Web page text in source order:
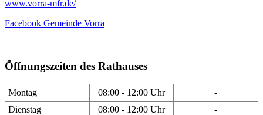
www.vorra-mfr.de/
Facebook Gemeinde Vorra
Öffnungszeiten des Rathauses
Montag 08:00 - 12:00 Uhr
-
Dienstag
08:00 - 12:00 Uhr -